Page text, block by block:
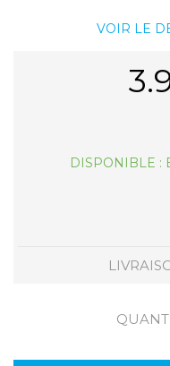
VOIR LE
DISPONIBLE :